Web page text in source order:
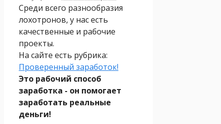
Среди всего разнообразия
лохотронов, у нас есть
качественные и рабочие
проекты.
На сайте есть рубрика:
Проверенный заработок!
Это рабочий способ
заработка - он помогает
заработать реальные
деньги!